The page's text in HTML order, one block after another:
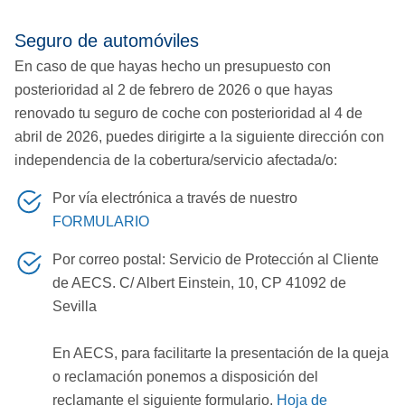
Seguro de automóviles
En caso de que hayas hecho un presupuesto con
posterioridad al 2 de febrero de 2026 o que hayas
renovado tu seguro de coche con posterioridad al 4 de
abril de 2026, puedes dirigirte a la siguiente dirección con
independencia de la cobertura/servicio afectada/o:
Por vía electrónica a través de nuestro
FORMULARIO
Por correo postal: Servicio de Protección al Cliente
de AECS. C/ Albert Einstein, 10, CP 41092 de
Sevilla
En AECS, para facilitarte la presentación de la queja
o reclamación ponemos a disposición del
reclamante el siguiente formulario. Hoja de